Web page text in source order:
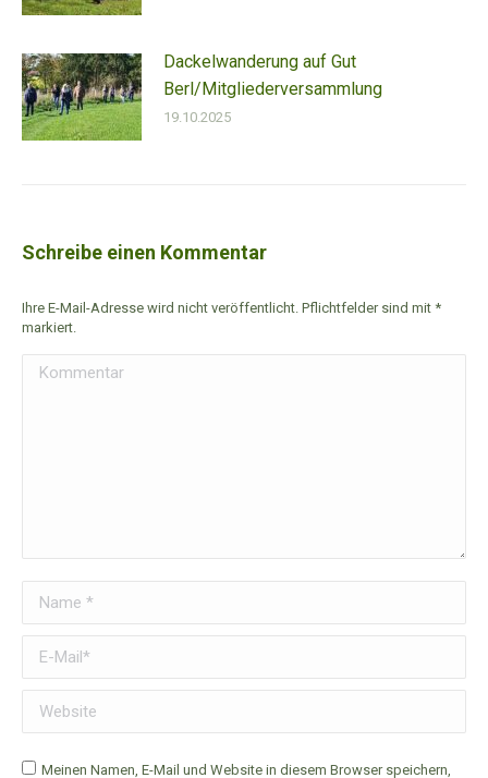
Dackelwanderung auf Gut
Berl/Mitgliederversammlung
19.10.2025
Schreibe einen Kommentar
Ihre E-Mail-Adresse wird nicht veröffentlicht. Pflichtfelder sind mit *
markiert.
Kommentar
Name *
E-Mail *
Website
Meinen Namen, E-Mail und Website in diesem Browser speichern,